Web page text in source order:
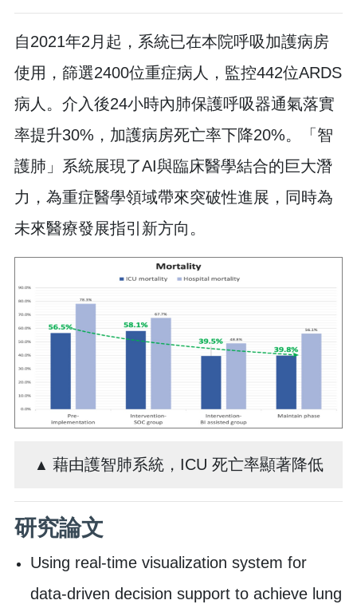
自2021年2月起，系統已在本院呼吸加護病房
使用，篩選2400位重症病人，監控442位ARDS
病人。介入後24小時內肺保護呼吸器通氣落實
率提升30%，加護病房死亡率下降20%。「智
護肺」系統展現了AI與臨床醫學結合的巨大潛
力，為重症醫學領域帶來突破性進展，同時為
未來醫療發展指引新方向。
▲ 藉由護智肺系統，ICU 死亡率顯著降低
研究論文
Using real-time visualization system for
data-driven decision support to achieve lung